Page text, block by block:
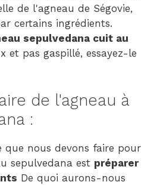
de l'agneau de Ségovie,
certains ingrédients.
sepulvedana cuit au
et pas gaspillé, essayez-le
de l'agneau à
:
que nous devons faire pour
sepulvedana est préparer
De quoi aurons-nous